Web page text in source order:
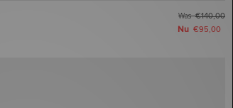
Was€140,00
Nu €95,00